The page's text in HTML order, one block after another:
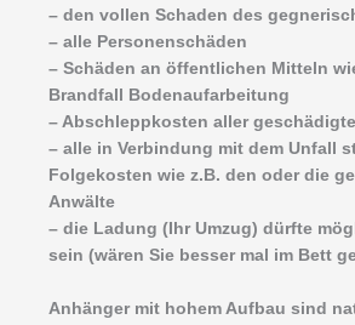
– den vollen Schaden des
– alle Personenschäden
– Schäden an öffentlichen Mitteln
Brandfall Bodenaufarbeitung
– Abschleppkosten aller
– alle in Verbindung mit dem Unfall
Folgekosten wie z.B. den oder die
Anwälte
– die Ladung (Ihr Umzug) dürfte
sein (wären Sie besser mal im Bett
Anhänger mit hohem Aufbau sind